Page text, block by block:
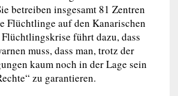
betreiben insgesamt 81 Zentren
Flüchtlinge auf den Kanarischen
führt dazu, dass
muss, dass man, trotz der
kaum noch in der Lage sein
zu garantieren.